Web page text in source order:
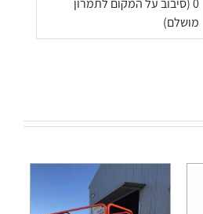
0 (סיבוב על המקום לתמרון
מושלם)